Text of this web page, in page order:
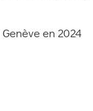
en 2024